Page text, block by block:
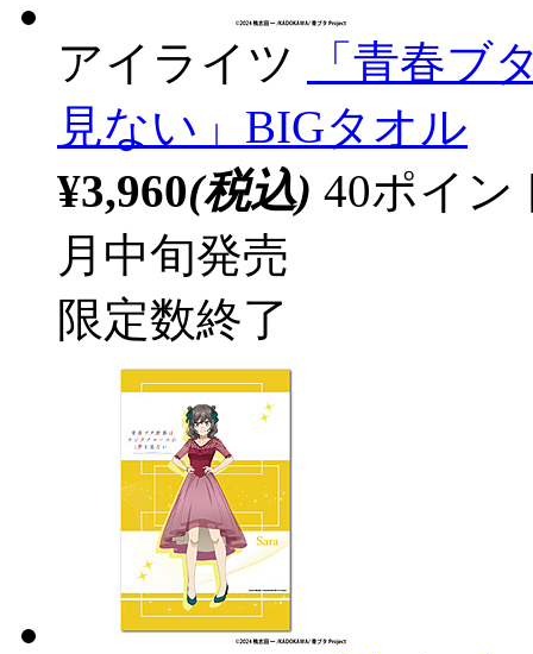
アイライツ
「青春ブ
見ない」BIGタオル
¥3,960(税込) 40ポイ
月中旬発売
限定数終了